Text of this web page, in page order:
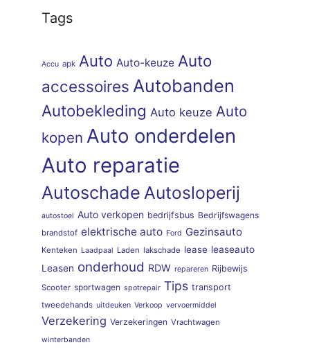
Tags
Accu apk Auto Auto-keuze Auto
accessoires Autobanden
Autobekleding Auto keuze Auto
kopen Auto onderdelen
Auto reparatie
Autoschade Autosloperij
autostoel Auto verkopen bedrijfsbus Bedrijfswagens
brandstof elektrische auto Ford Gezinsauto
Kenteken Laadpaal Laden lakschade lease leaseauto
Leasen onderhoud RDW repareren Rijbewijs
Scooter sportwagen spotrepair Tips transport
tweedehands uitdeuken Verkoop vervoermiddel
Verzekering Verzekeringen Vrachtwagen
winterbanden